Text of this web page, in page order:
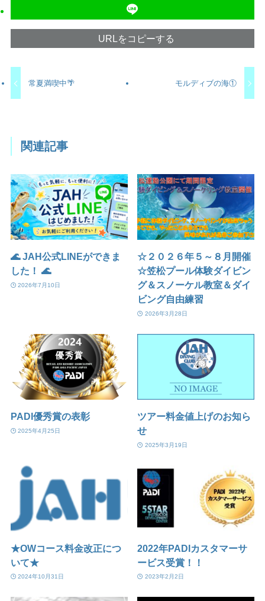
URLをコピーする
常夏満喫中🌴 モルディブの海①
関連記事
🌊 JAH公式LINEができま
した！ 🌊
2026年7月10日
☆２０２６年５～８月開催
☆笠松プール体験ダイビン
グ＆スノーケル教室＆ダイ
ビング自由練習
2026年3月28日
PADI優秀賞の表彰
2025年4月25日
ツアー料金値上げのお知ら
せ
2025年3月19日
★OWコース料金改正につ
いて★
2024年10月31日
2022年PADIカスタマーサ
ービス受賞！！
2023年2月2日